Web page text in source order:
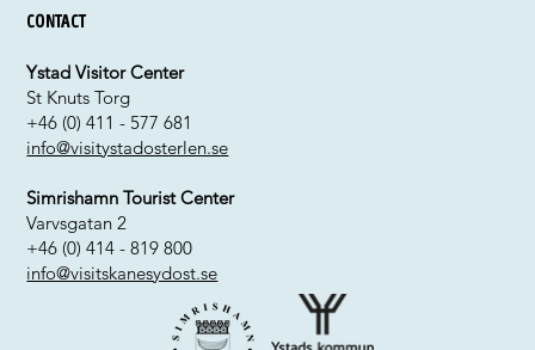
Contact
Ystad Visitor Center
St Knuts Torg
+46 (0) 411 - 577 681
info@visitystadosterlen.se
Simrishamn Tourist Center
Varvsgatan 2
+46 (0) 414 - 819 800
info@visitskanesydost.se